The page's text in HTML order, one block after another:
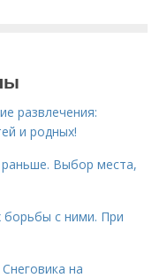
развлечения:
и родных!
раньше. Выбор места,
с ними. При
на